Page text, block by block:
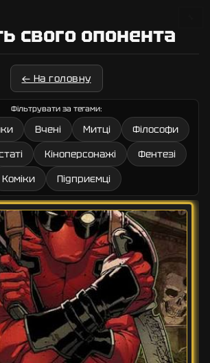
свого опонента
← На головну
Фільтрувати за тегами:
Вчені Митці
Філософи
Кіноперсонажі
Фентезі
Коміки
Підприємці